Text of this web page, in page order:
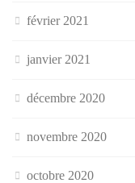
février 2021
janvier 2021
décembre 2020
novembre 2020
octobre 2020